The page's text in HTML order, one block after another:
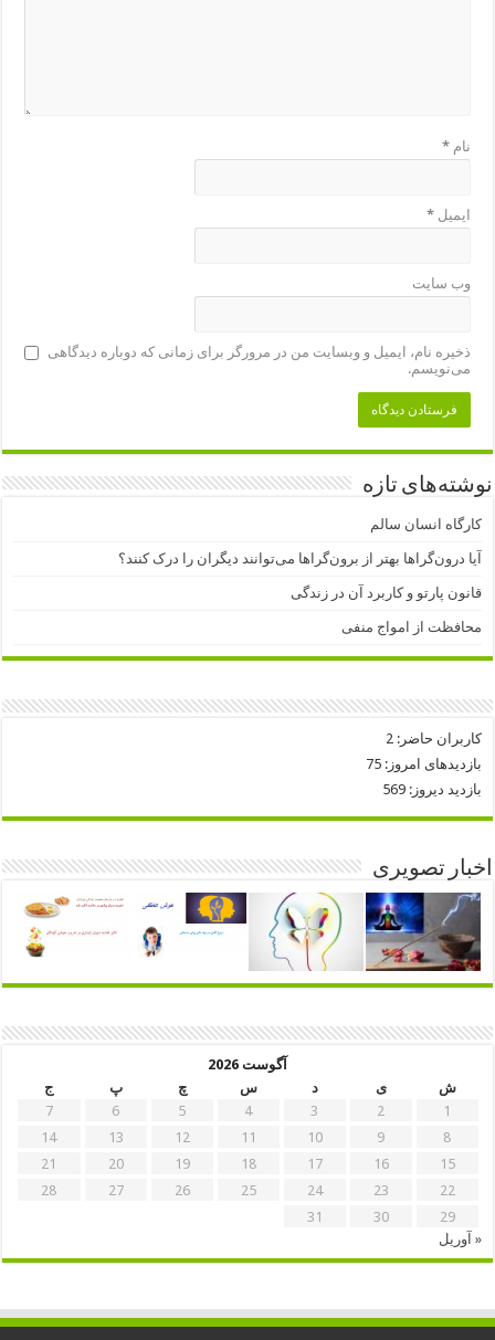
نام*
ایمیل*
وب‌ سایت
ذخیره نام، ایمیل و وبسایت من در مرورگر برای زمانی که دوباره دیدگاهی
می‌نویسم.
نوشته‌های تازه
کارگاه انسان سالم
آیا درون‌گراها بهتر از برون‌گراها می‌توانند دیگران را درک کنند؟
قانون پارتو و کاربرد آن در زندگی
محافظت از امواج منفی
کاربران حاضر:2
بازدیدهای امروز:75
بازدید دیروز:569
اخبار تصویری
آگوست 2026
ش
ی د س چ پ
ج
1
2
3
4
5
6
7
8
9
10
11
12
13
14
15
16
17
18
19
20
21
22
23
24
25
26
27
28
29
30
31
« آوریل